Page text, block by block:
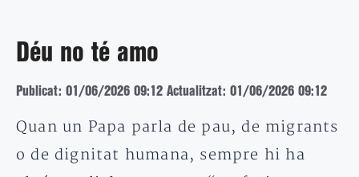
Déu no té amo
Publicat: 01/06/2026 09:12 Actualitzat: 01/06/2026 09:12
Quan un Papa parla de pau, de migrants
o de dignitat humana, sempre hi ha